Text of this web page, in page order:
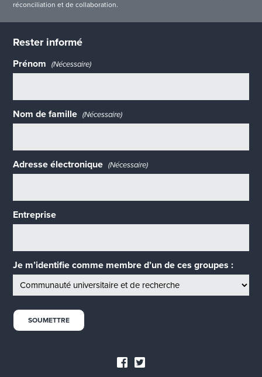
réconciliation et de collaboration.
Rester informé
Prénom (Nécessaire)
Nom de famille (Nécessaire)
Adresse électronique (Nécessaire)
Entreprise
Je m’identifie comme membre d’un de ces groupes :